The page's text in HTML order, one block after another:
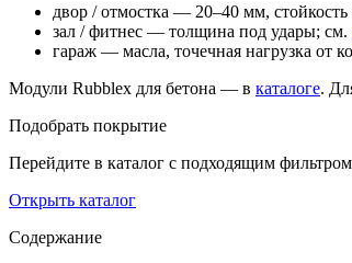
двор / отмостка — 20–40 мм,
зал / фитнес — толщина под удары; см.
гараж — масла, точечная нагрузка от
Модули Rubblex для бетона — в каталоге.
Подобрать покрытие
Перейдите в каталог с подходящим
Открыть каталог
Содержание